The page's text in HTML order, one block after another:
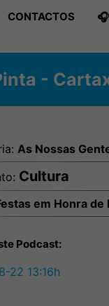
CONTACTOS
-
As Nossas
Cultura
em Honra de
Podcast:
22 13:16h